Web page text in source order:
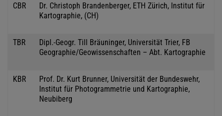
CBR
Dr. Christoph Brandenberger, ETH Zürich, Institut für
Kartographie, (CH)
TBR
Dipl.-Geogr. Till Bräuninger, Universität Trier, FB
Geographie/Geowissenschaften – Abt. Kartographie
KBR
Prof. Dr. Kurt Brunner, Universität der Bundeswehr,
Institut für Photogrammetrie und Kartographie,
Neubiberg